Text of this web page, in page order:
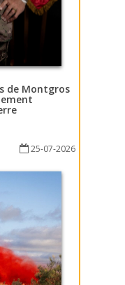
de Montgros
25-07-2026